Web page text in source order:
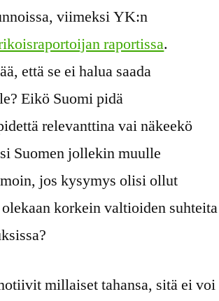
viimeksi YK:n
raportissa.
että se ei halua saada
Eikö Suomi pidä
relevanttina vai näkeekö
Suomen jollekin muulle
jos kysymys olisi ollut
korkein valtioiden suhteita
millaiset tahansa, sitä ei voi